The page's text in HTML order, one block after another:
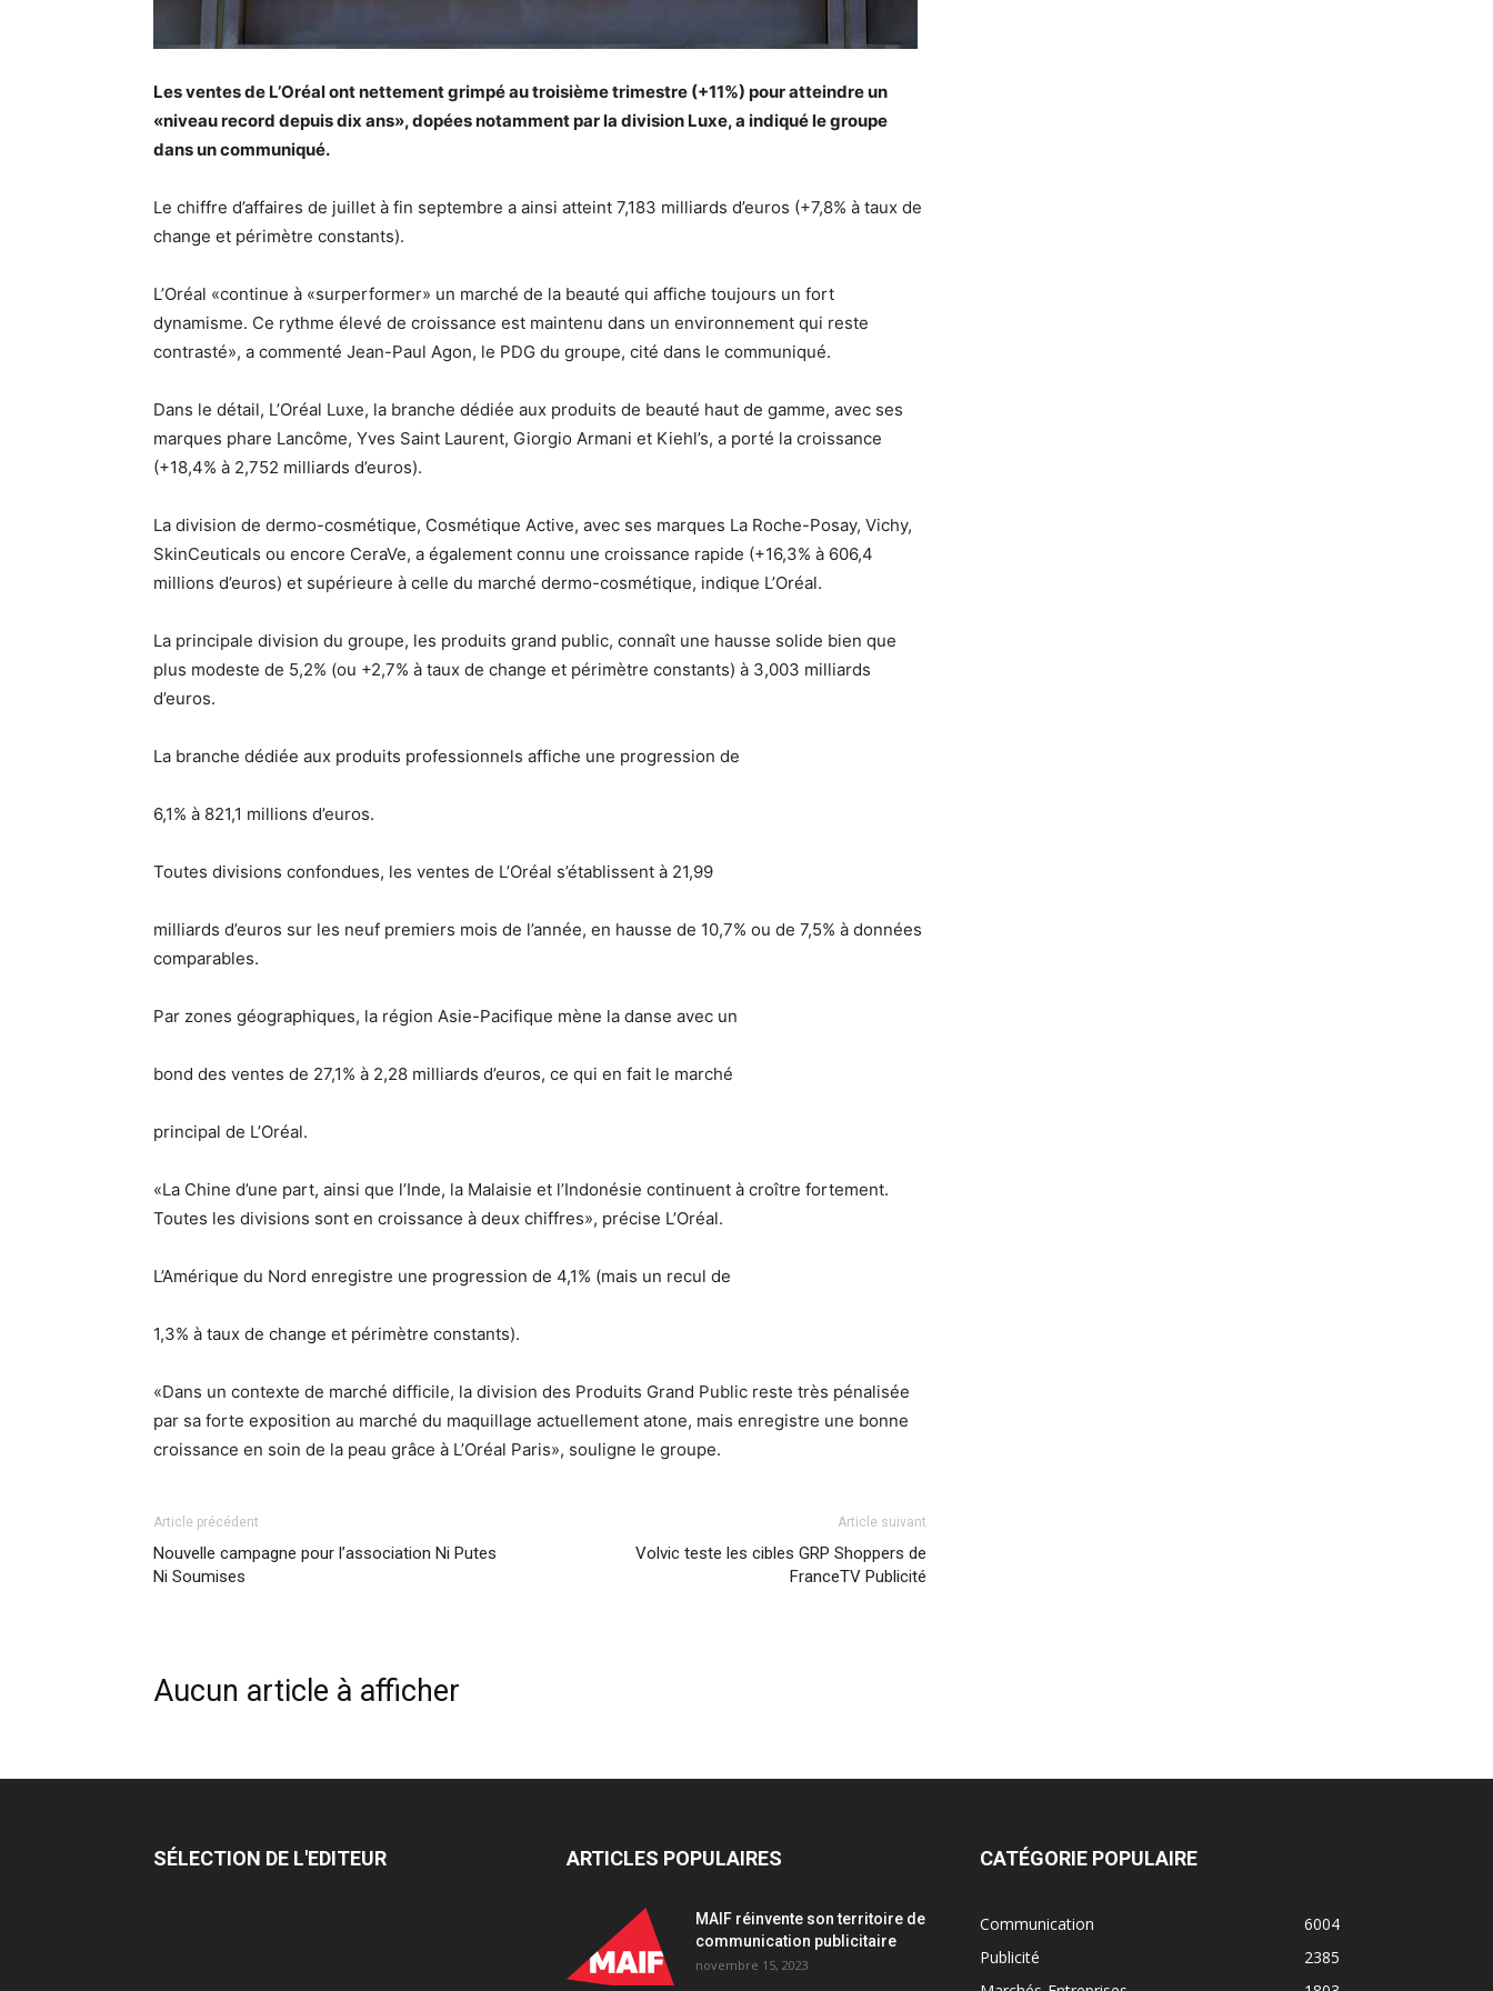
Les ventes de L’Oréal ont nettement grimpé au troisième trimestre (+11%) pour atteindre un
«niveau record depuis dix ans», dopées notamment par la division Luxe, a indiqué le groupe
dans un communiqué.
Le chiffre d’affaires de juillet à fin septembre a ainsi atteint 7,183 milliards d’euros (+7,8% à taux de
change et périmètre constants).
L’Oréal «continue à «surperformer» un marché de la beauté qui affiche toujours un fort
dynamisme. Ce rythme élevé de croissance est maintenu dans un environnement qui reste
contrasté», a commenté Jean-Paul Agon, le PDG du groupe, cité dans le communiqué.
Dans le détail, L’Oréal Luxe, la branche dédiée aux produits de beauté haut de gamme, avec ses
marques phare Lancôme, Yves Saint Laurent, Giorgio Armani et Kiehl’s, a porté la croissance
(+18,4% à 2,752 milliards d’euros).
La division de dermo-cosmétique, Cosmétique Active, avec ses marques La Roche-Posay, Vichy,
SkinCeuticals ou encore CeraVe, a également connu une croissance rapide (+16,3% à 606,4
millions d’euros) et supérieure à celle du marché dermo-cosmétique, indique L’Oréal.
La principale division du groupe, les produits grand public, connaît une hausse solide bien que
plus modeste de 5,2% (ou +2,7% à taux de change et périmètre constants) à 3,003 milliards
d’euros.
La branche dédiée aux produits professionnels affiche une progression de
6,1% à 821,1 millions d’euros.
Toutes divisions confondues, les ventes de L’Oréal s’établissent à 21,99
milliards d’euros sur les neuf premiers mois de l’année, en hausse de 10,7% ou de 7,5% à données
comparables.
Par zones géographiques, la région Asie-Pacifique mène la danse avec un
bond des ventes de 27,1% à 2,28 milliards d’euros, ce qui en fait le marché
principal de L’Oréal.
«La Chine d’une part, ainsi que l’Inde, la Malaisie et l’Indonésie continuent à croître fortement.
Toutes les divisions sont en croissance à deux chiffres», précise L’Oréal.
L’Amérique du Nord enregistre une progression de 4,1% (mais un recul de
1,3% à taux de change et périmètre constants).
«Dans un contexte de marché difficile, la division des Produits Grand Public reste très pénalisée
par sa forte exposition au marché du maquillage actuellement atone, mais enregistre une bonne
croissance en soin de la peau grâce à L’Oréal Paris», souligne le groupe.
Article précédent
Nouvelle campagne pour l’association Ni Putes
Ni Soumises
Article suivant
Volvic teste les cibles GRP Shoppers de
FranceTV Publicité
Aucun article à afficher
SÉLECTION DE L'EDITEUR ARTICLES POPULAIRES
MAIF réinvente son territoire de
communication publicitaire
novembre 15, 2023
CATÉGORIE POPULAIRE
Communication
6004
Publicité
2385